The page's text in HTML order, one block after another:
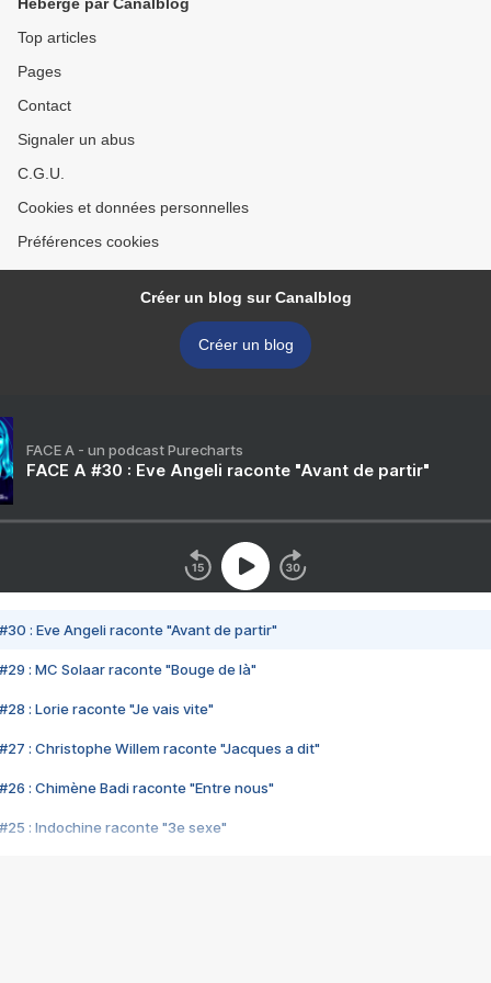
Top articles
Pages
Contact
Signaler un abus
C.G.U.
Cookies et données personnelles
Préférences cookies
Créer un blog sur Canalblog
Créer un blog
FACE A - un podcast Purecharts
FACE A #30 : Eve Angeli raconte "Avant de partir"
#30 : Eve Angeli raconte "Avant de partir"
#29 : MC Solaar raconte "Bouge de là"
#28 : Lorie raconte "Je vais vite"
#27 : Christophe Willem raconte "Jacques a dit"
#26 : Chimène Badi raconte "Entre nous"
#25 : Indochine raconte "3e sexe"